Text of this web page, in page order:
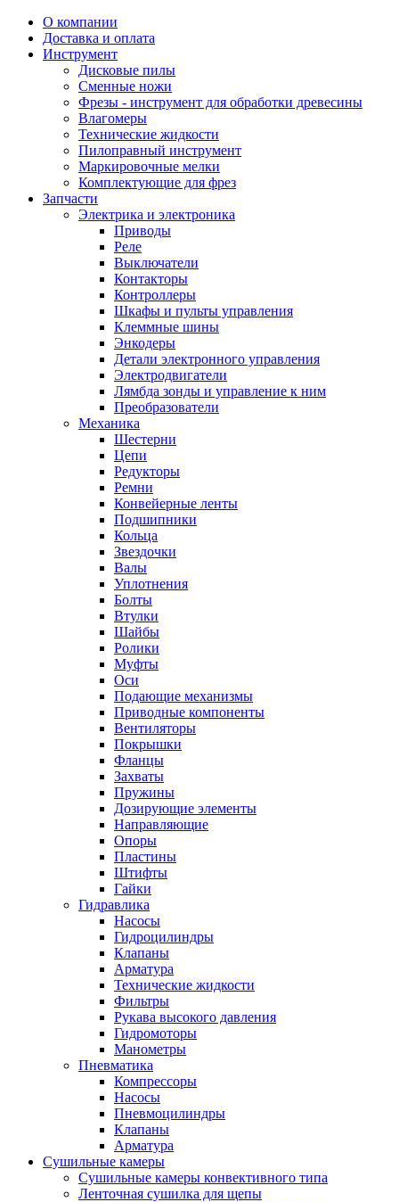
О компании
Доставка и оплата
Инструмент
Дисковые пилы
Сменные ножи
Фрезы - инструмент для обработки древесины
Влагомеры
Технические жидкости
Пилоправный инструмент
Маркировочные мелки
Комплектующие для фрез
Запчасти
Электрика и электроника
Приводы
Реле
Выключатели
Контакторы
Контроллеры
Шкафы и пульты управления
Клеммные шины
Энкодеры
Детали электронного управления
Электродвигатели
Лямбда зонды и управление к ним
Преобразователи
Механика
Шестерни
Цепи
Редукторы
Ремни
Конвейерные ленты
Подшипники
Кольца
Звездочки
Валы
Уплотнения
Болты
Втулки
Шайбы
Ролики
Муфты
Оси
Подающие механизмы
Приводные компоненты
Вентиляторы
Покрышки
Фланцы
Захваты
Пружины
Дозирующие элементы
Направляющие
Опоры
Пластины
Штифты
Гайки
Гидравлика
Насосы
Гидроцилиндры
Клапаны
Арматура
Технические жидкости
Фильтры
Рукава высокого давления
Гидромоторы
Манометры
Пневматика
Компрессоры
Насосы
Пневмоцилиндры
Клапаны
Арматура
Сушильные камеры
Сушильные камеры конвективного типа
Ленточная сушилка для щепы